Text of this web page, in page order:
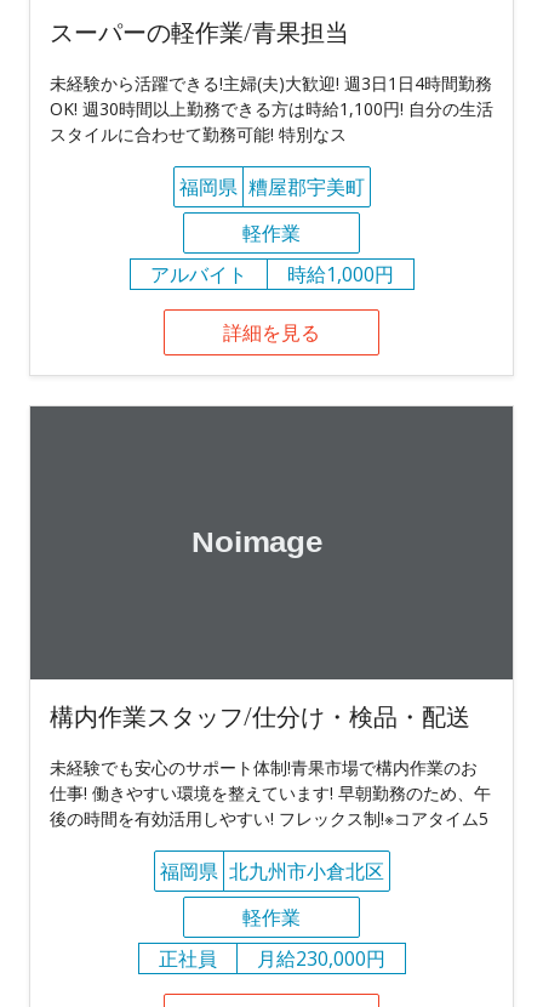
スーパーの軽作業/青果担当
未経験から活躍できる!主婦(夫)大歓迎! 週3日1日4時間勤務
OK! 週30時間以上勤務できる方は時給1,100円! 自分の生活
スタイルに合わせて勤務可能! 特別なス
福岡県 糟屋郡宇美町
軽作業
アルバイト
時給1,000円
詳細を見る
構内作業スタッフ/仕分け・検品・配送
未経験でも安心のサポート体制!青果市場で構内作業のお
仕事! 働きやすい環境を整えています! 早朝勤務のため、午
後の時間を有効活用しやすい! フレックス制!※コアタイム5
福岡県 北九州市小倉北区
軽作業
正社員
月給230,000円